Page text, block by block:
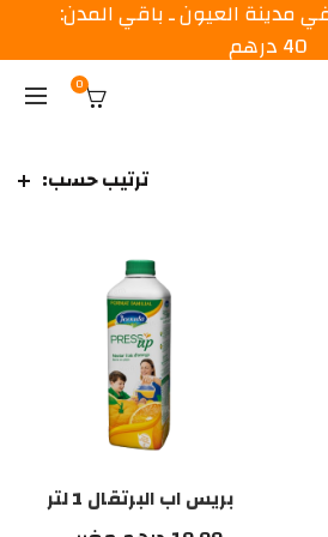
0
ترتيب حسب:
بريس اب البرتقال 1 لتر
مدينة العيون ـ باقي المدن:
40 درهم